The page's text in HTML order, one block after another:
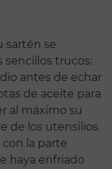
sartén se
sencillos trucos:
antes de echar
de aceite para
al máximo su
de los utensilios
con la parte
haya enfriado